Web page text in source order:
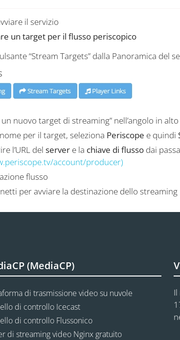
il servizio
un target per il flusso periscopico
“Stream Targets” dalla Panoramica del
un nuovo target di streaming” nell’angolo in
per il target, seleziona Periscope e quindi
l’URL del server e la chiave di flusso dai
account/producer)
flusso
per avviare la destinazione dello streaming
(MediaCP)
di trasmissione video su nuvole
di controllo Icecast
di controllo Flussonico
di streaming video Nginx gratuito